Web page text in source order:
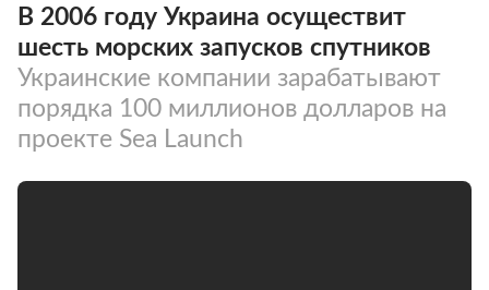
В 2006 году Украина осуществит
шесть морских запусков спутников
Украинские компании зарабатывают
порядка 100 миллионов долларов на
проекте Sea Launch